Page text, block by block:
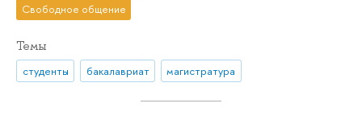
Свободное общение
Темы
студенты бакалавриат магистратура